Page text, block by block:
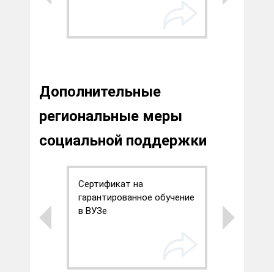
Дополнительные
региональные меры
социальной поддержки
Сертификат на
гарантированное обучение
в ВУЗе